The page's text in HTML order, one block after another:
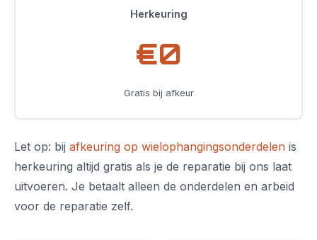
Herkeuring
€0
Gratis bij afkeur
Let op: bij afkeuring op wielophangingsonderdelen is
herkeuring altijd gratis als je de reparatie bij ons laat
uitvoeren. Je betaalt alleen de onderdelen en arbeid
voor de reparatie zelf.